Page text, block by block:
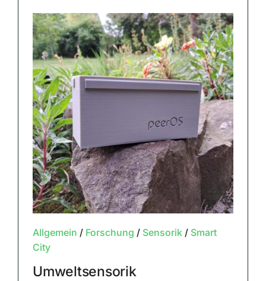
Allgemein / Forschung / Sensorik/ Smart
City
Umweltsensorik